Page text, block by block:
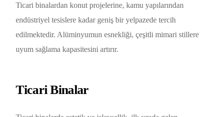
Ticari binalardan konut projelerine, kamu yapılarından
endüstriyel tesislere kadar geniş bir yelpazede tercih
edilmektedir. Alüminyumun esnekliği, çeşitli mimari stillere
uyum sağlama kapasitesini artırır.
Ticari Binalar